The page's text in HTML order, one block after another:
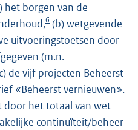
het borgen van de
6 (b) wetgevende
uitvoeringstoetsen door
(m.n.
de vijf projecten Beheerst
«Beheerst vernieuwen».
door het totaal van wet-
continuïteit/beheer